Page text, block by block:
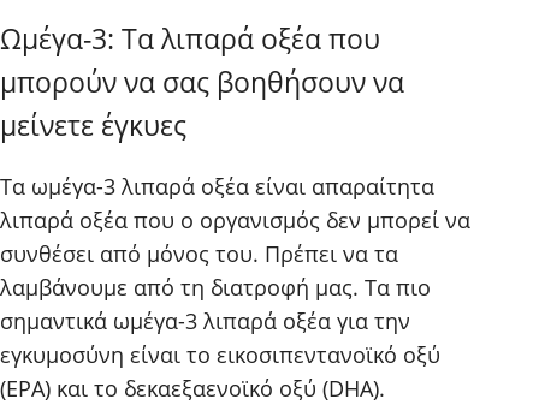
Ωμέγα-3: Τα λιπαρά οξέα που
μπορούν να σας βοηθήσουν να
μείνετε έγκυες
Τα ωμέγα-3 λιπαρά οξέα είναι απαραίτητα
λιπαρά οξέα που ο οργανισμός δεν μπορεί να
συνθέσει από μόνος του. Πρέπει να τα
λαμβάνουμε από τη διατροφή μας. Τα πιο
σημαντικά ωμέγα-3 λιπαρά οξέα για την
εγκυμοσύνη είναι το εικοσιπεντανοϊκό οξύ
(EPA) και το δεκαεξαενοϊκό οξύ (DHA).